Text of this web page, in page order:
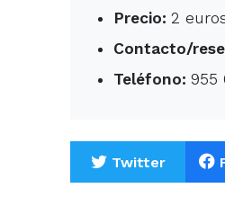
Precio: 2
Contacto/
Teléfono: 955
Twitter